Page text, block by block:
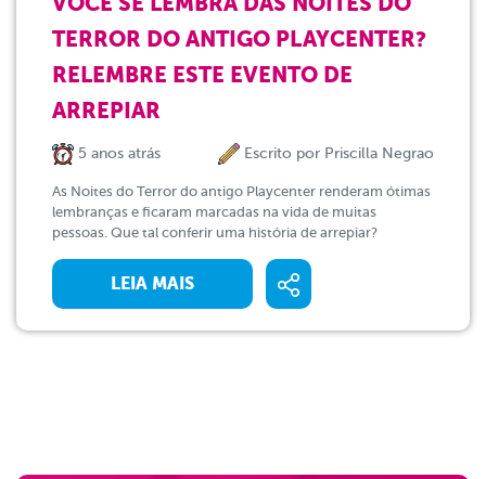
TERROR DO ANTIGO PLAYCENTER?
RELEMBRE ESTE EVENTO DE
ARREPIAR
5 anos atrás Escrito por Priscilla Negrao
As Noites do Terror do antigo Playcenter renderam ótimas
lembranças e ficaram marcadas na vida de muitas
pessoas. Que tal conferir uma história de arrepiar?
LEIA MAIS